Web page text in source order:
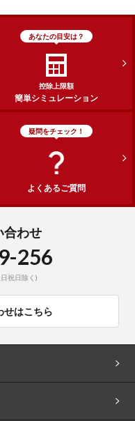
あなたの目安は？
控除上限額
簡単シミュレーション
疑問をチェック！
よくあるご質問
合わせ
256
祝日除く)
せはこちら